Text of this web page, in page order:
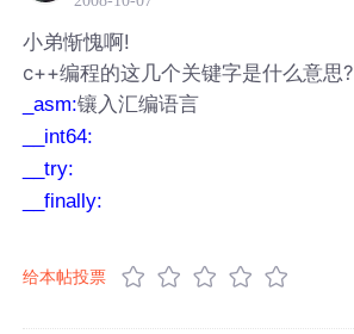
小弟惭愧啊!
c++编程的这几个关键字是什么意思?
_asm:镶入汇编语言
__int64:
__try:
__finally:
给本帖投票